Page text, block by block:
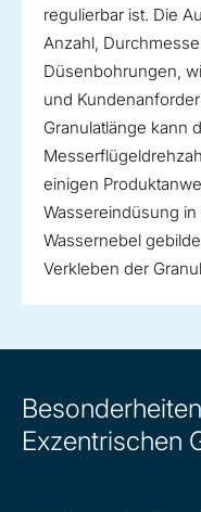
regulierbar ist. Die
Anzahl,
Düsenbohrungen,
und
Granulatlänge kann
einigen
Wassereindüsung
Wassernebel
Verkleben der
Exzentrischen